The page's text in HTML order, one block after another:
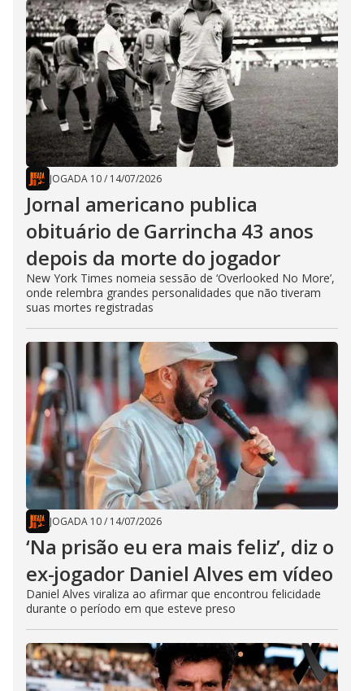
JOGADA 10/ 14/07/2026
Jornal americano publica
obituário de Garrincha 43 anos
depois da morte do jogador
New York Times nomeia sessão de ‘Overlooked No More’,
onde relembra grandes personalidades que não tiveram
suas mortes registradas
JOGADA 10/ 14/07/2026
‘Na prisão eu era mais feliz’, diz o
ex-jogador Daniel Alves em vídeo
Daniel Alves viraliza ao afirmar que encontrou felicidade
durante o período em que esteve preso